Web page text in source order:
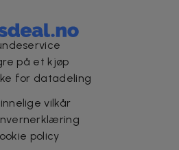
på et kjøp
for datadeling
vilkår
policy